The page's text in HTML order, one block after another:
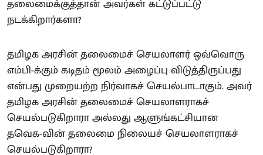
தலைமைக்குத்தான் அவர்கள் கட்டுப்பட்டு
நடக்கிறார்களா?
தமிழக அரசின் தலைமைச் செயலாளர் ஒவ்வொரு
எம்பி-க்கும் கடிதம் மூலம் அழைப்பு விடுத்திருப்பது
என்பது முறையற்ற நிர்வாகச் செயல்பாடாகும். அவர்
தமிழக அரசின் தலைமைச் செயலாளராகச்
செயல்படுகிறாரா அல்லது ஆளுங்கட்சியான
தவெக-வின் தலைமை நிலையச் செயலாளராகச்
செயல்படுகிறாரா?